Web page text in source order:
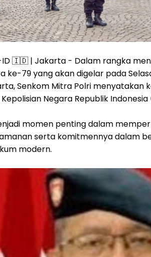
ID 🇮🇩 | Jakarta - Dalam rangka
ke-79 yang akan digelar pada
Senkom Mitra Polri menyatakan
Negara Republik Indonesia
momen penting dalam
serta komitmennya dalam
modern.